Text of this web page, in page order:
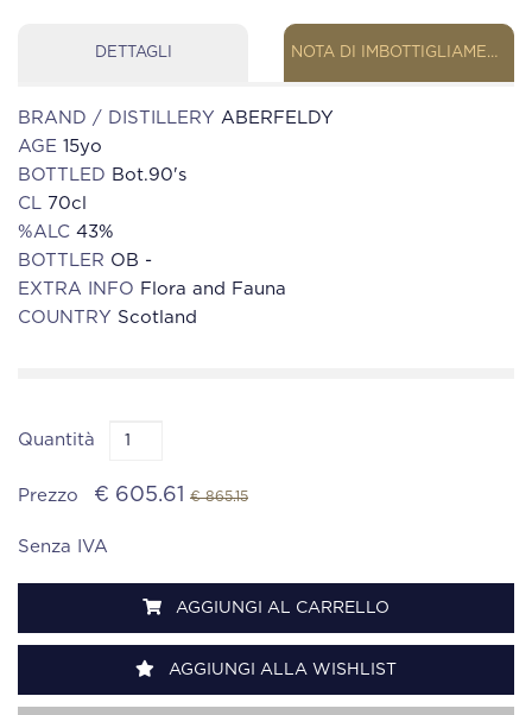
DETTAGLI NOTA DI IMBOTTIGLIAMENTO
BRAND / DISTILLERY ABERFELDY
AGE 15yo
BOTTLED Bot.90's
CL 70cl
%ALC 43%
BOTTLER OB -
EXTRA INFO Flora and Fauna
COUNTRY Scotland
Quantità
Prezzo € 605.61 € 865.15
Senza IVA
AGGIUNGI AL CARRELLO
AGGIUNGI ALLA WISHLIST